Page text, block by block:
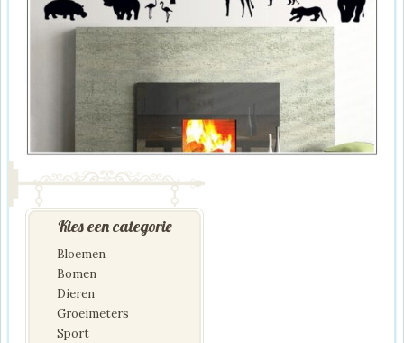
Kies een categorie
Bloemen
Bomen
Dieren
Groeimeters
Sport